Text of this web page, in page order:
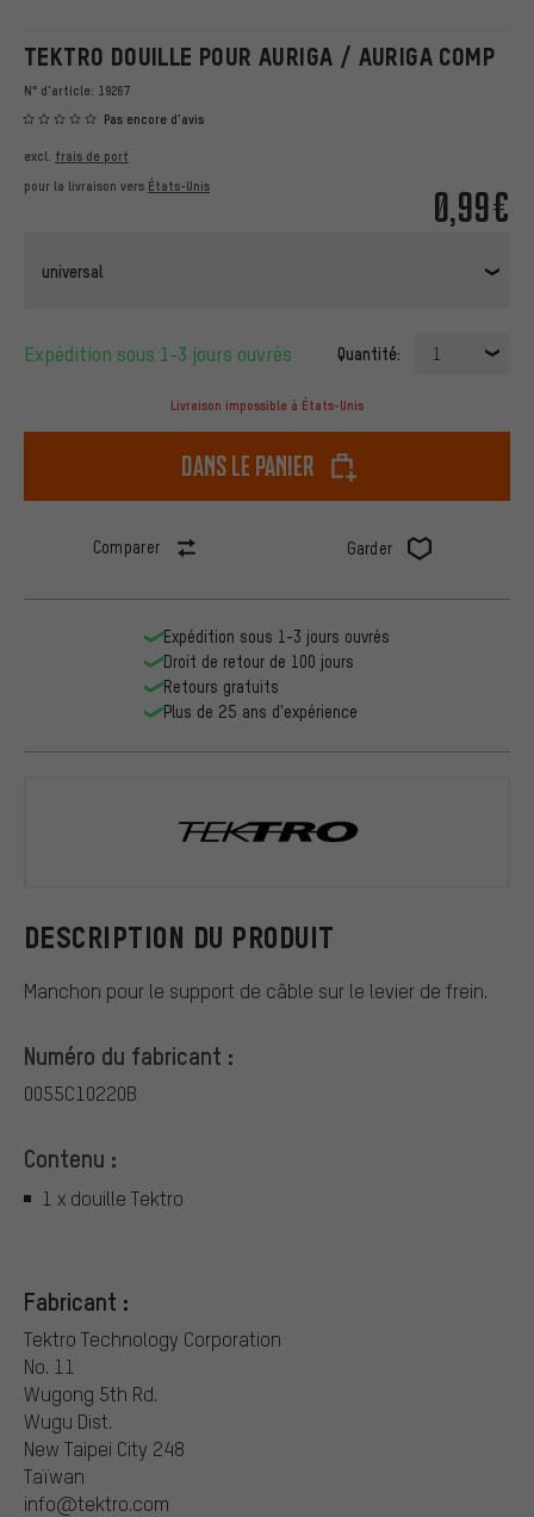
TEKTRO DOUILLE POUR AURIGA / AURIGA COMP
N° d'article: 19267
Pas encore d'avis
0,99€
excl. frais de port
pour la livraison vers États-Unis
universal
Expédition sous 1-3 jours ouvrés Quantité: 1
Livraison impossible à États-Unis
dans le panier
Comparer Garder
DESCRIPTION DU PRODUIT
Manchon pour le support de câble sur le levier de frein.
Numéro du fabricant :
0055C10220B
Contenu :
1 x douille Tektro
Fabricant :
Tektro Technology Corporation
No. 11
Wugong 5th Rd.
Wugu Dist.
New Taipei City 248
Taïwan
info@tektro.com
Expédition sous 1-3 jours ouvrés
Droit de retour de 100 jours
Retours gratuits
Plus de 25 ans d'expérience